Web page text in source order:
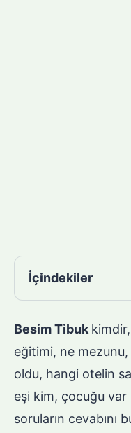
İçindekiler
Besim Tibuk
eğitimi, ne mezunu,
oldu, hangi otelin
eşi kim, çocuğu var
soruların cevabını